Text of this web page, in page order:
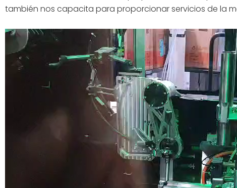
también nos capacita para proporcionar servicios de la
Reproductor
vídeo